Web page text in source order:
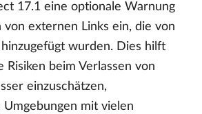
17.1 eine optionale Warnung
externen Links ein, die von
wurden. Dies hilft
Risiken beim Verlassen von
einzuschätzen,
Umgebungen mit vielen